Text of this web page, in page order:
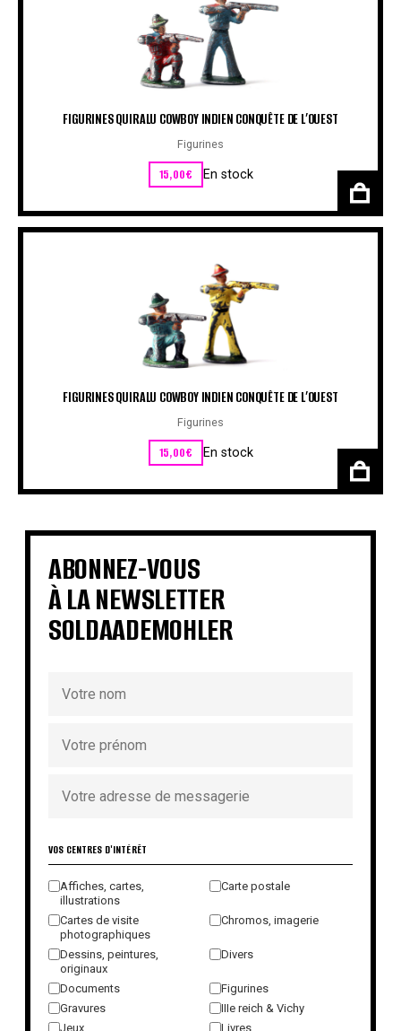
FIGURINES QUIRALU COWBOY INDIEN CONQUÊTE DE L’OUEST
Figurines
15,00€ En stock
FIGURINES QUIRALU COWBOY INDIEN CONQUÊTE DE L’OUEST
Figurines
15,00€ En stock
ABONNEZ-VOUS
À LA NEWSLETTER
SOLDAADEMOHLER
VOS CENTRES D'INTÉRÊT
Affiches, cartes,
illustrations
Carte postale
Cartes de visite
photographiques
Chromos, imagerie
Dessins, peintures,
originaux
Divers
Documents
Figurines
Gravures
IIIe reich & Vichy
Jeux
Livres